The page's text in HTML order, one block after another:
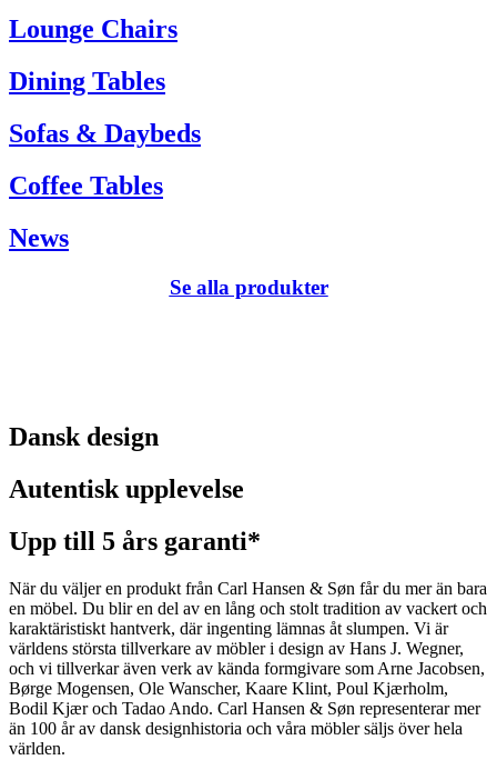
Tel. +45 66 12 14 04
info@carlhansen.dk
Lounge Chairs
Dining Tables
Sofas & Daybeds
Coffee Tables
News
Se alla produkter
Dansk design
Autentisk upplevelse
Upp till 5 års garanti*
När du väljer en produkt från Carl Hansen & Søn får du mer än bara
en möbel. Du blir en del av en lång och stolt tradition av vackert och
karaktäristiskt hantverk, där ingenting lämnas åt slumpen. Vi är
världens största tillverkare av möbler i design av Hans J. Wegner,
och vi tillverkar även verk av kända formgivare som Arne Jacobsen,
Børge Mogensen, Ole Wanscher, Kaare Klint, Poul Kjærholm,
Bodil Kjær och Tadao Ando. Carl Hansen & Søn representerar mer
än 100 år av dansk designhistoria och våra möbler säljs över hela
världen.